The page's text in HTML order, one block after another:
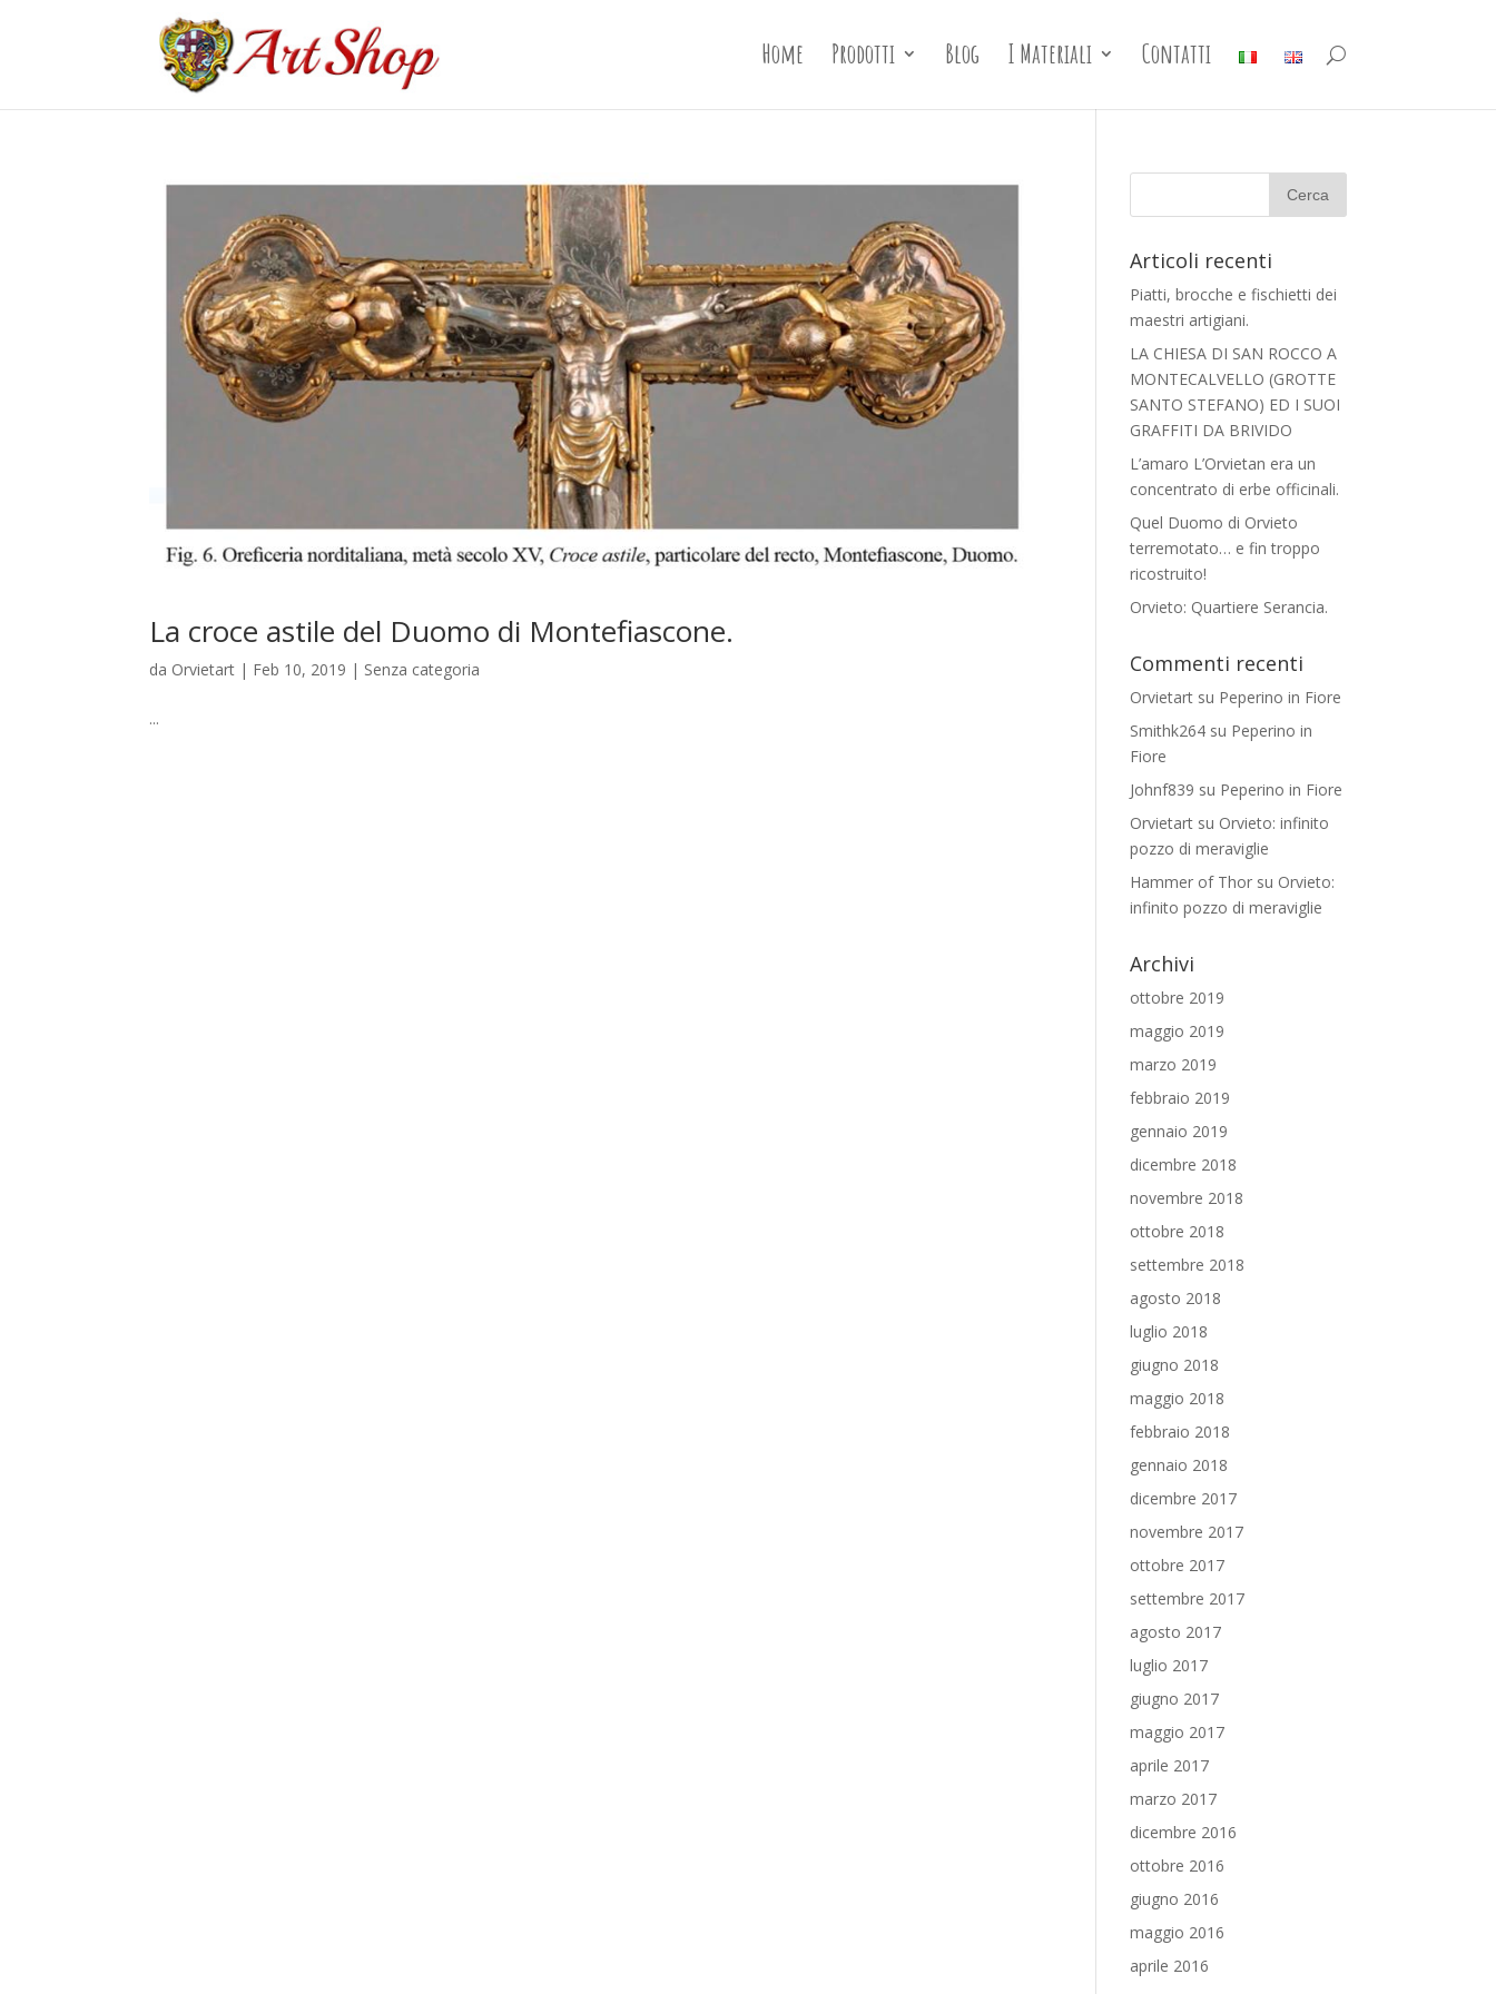
Home Prodotti Blog I Materiali Contatti
La croce astile del Duomo di Montefiascone.
da Orvietart | Feb 10, 2019 | Senza categoria
...
Articoli recenti
Piatti, brocche e fischietti dei
maestri artigiani.
LA CHIESA DI SAN ROCCO A
MONTECALVELLO (GROTTE
SANTO STEFANO) ED I SUOI
GRAFFITI DA BRIVIDO
L’amaro L’Orvietan era un
concentrato di erbe officinali.
Quel Duomo di Orvieto
terremotato… e fin troppo
ricostruito!
Orvieto: Quartiere Serancia.
Commenti recenti
Orvietart su Peperino in Fiore
Smithk264 su Peperino in
Fiore
Johnf839 su Peperino in Fiore
Orvietart su Orvieto: infinito
pozzo di meraviglie
Hammer of Thor su Orvieto:
infinito pozzo di meraviglie
Archivi
ottobre 2019
maggio 2019
marzo 2019
febbraio 2019
gennaio 2019
dicembre 2018
novembre 2018
ottobre 2018
settembre 2018
agosto 2018
luglio 2018
giugno 2018
maggio 2018
febbraio 2018
gennaio 2018
dicembre 2017
novembre 2017
ottobre 2017
settembre 2017
agosto 2017
luglio 2017
giugno 2017
maggio 2017
aprile 2017
marzo 2017
dicembre 2016
ottobre 2016
giugno 2016
maggio 2016
aprile 2016